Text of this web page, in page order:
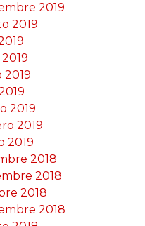
2019
2019
2019
2019
2019
2019
2018
2018
2018
2018